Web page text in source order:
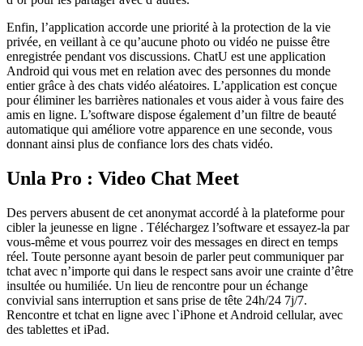
Enfin, l’application accorde une priorité à la protection de la vie
privée, en veillant à ce qu’aucune photo ou vidéo ne puisse être
enregistrée pendant vos discussions. ChatU est une application
Android qui vous met en relation avec des personnes du monde
entier grâce à des chats vidéo aléatoires. L’application est conçue
pour éliminer les barrières nationales et vous aider à vous faire des
amis en ligne. L’software dispose également d’un filtre de beauté
automatique qui améliore votre apparence en une seconde, vous
donnant ainsi plus de confiance lors des chats vidéo.
Unla Pro : Video Chat Meet
Des pervers abusent de cet anonymat accordé à la plateforme pour
cibler la jeunesse en ligne . Téléchargez l’software et essayez-la par
vous-même et vous pourrez voir des messages en direct en temps
réel. Toute personne ayant besoin de parler peut communiquer par
tchat avec n’importe qui dans le respect sans avoir une crainte d’être
insultée ou humiliée. Un lieu de rencontre pour un échange
convivial sans interruption et sans prise de tête 24h/24 7j/7.
Rencontre et tchat en ligne avec l`iPhone et Android cellular, avec
des tablettes et iPad.